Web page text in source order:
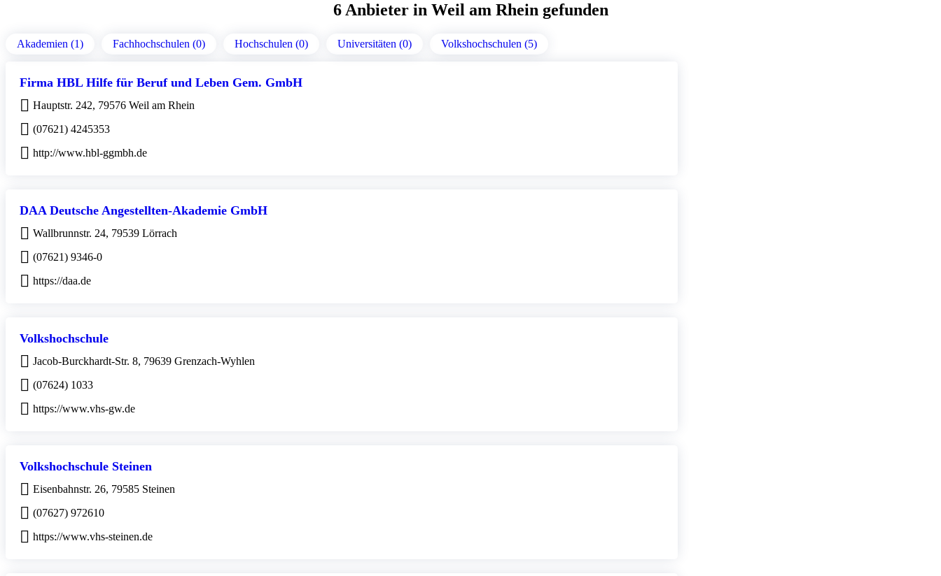
6 Anbieter in Weil am Rhein gefunden
Akademien (1) Fachhochschulen (0) Hochschulen (0) Universitäten (0) Volkshochschulen (5)
Firma HBL Hilfe für Beruf und Leben Gem. GmbH
Hauptstr. 242, 79576 Weil am Rhein
(07621) 4245353
http://www.hbl-ggmbh.de
DAA Deutsche Angestellten-Akademie GmbH
Wallbrunnstr. 24, 79539 Lörrach
(07621) 9346-0
https://daa.de
Volkshochschule
Jacob-Burckhardt-Str. 8, 79639 Grenzach-Wyhlen
(07624) 1033
https://www.vhs-gw.de
Volkshochschule Steinen
Eisenbahnstr. 26, 79585 Steinen
(07627) 972610
https://www.vhs-steinen.de